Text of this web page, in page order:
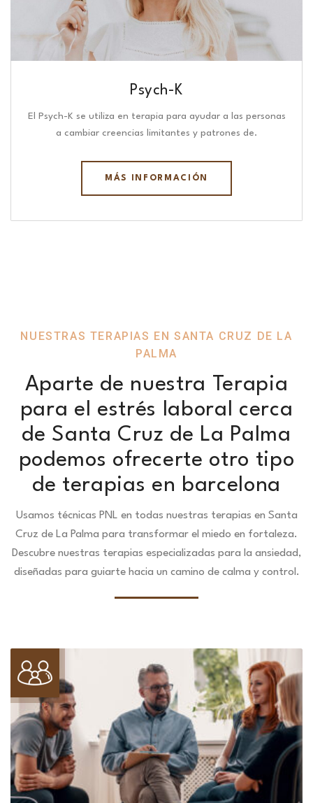
Psych-K
El Psych-K se utiliza en terapia para ayudar a las personas
a cambiar creencias limitantes y patrones de.
MÁS INFORMACIÓN
NUESTRAS TERAPIAS EN SANTA CRUZ DE LA
PALMA
Aparte de nuestra Terapia
para el estrés laboral cerca
de Santa Cruz de La Palma
podemos ofrecerte otro tipo
de terapias en barcelona
Usamos técnicas PNL en todas nuestras terapias en Santa
Cruz de La Palma para transformar el miedo en fortaleza.
Descubre nuestras terapias especializadas para la ansiedad,
diseñadas para guiarte hacia un camino de calma y control.